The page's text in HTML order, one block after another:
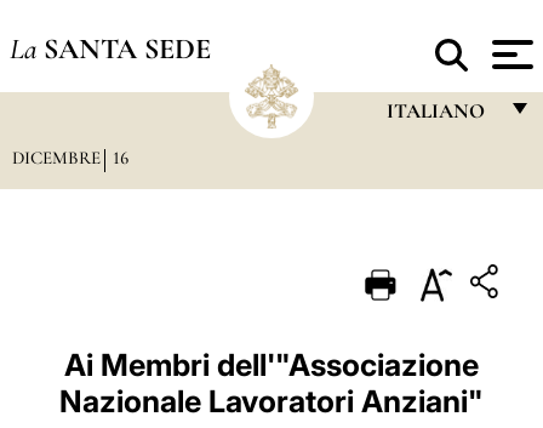
La SANTA SEDE
ITALIANO
PORTUGUÊS
ESPAÑOL
DEUTSCH
DICEMBRE 16
Ai Membri dell'"Associazione
Nazionale Lavoratori Anziani"